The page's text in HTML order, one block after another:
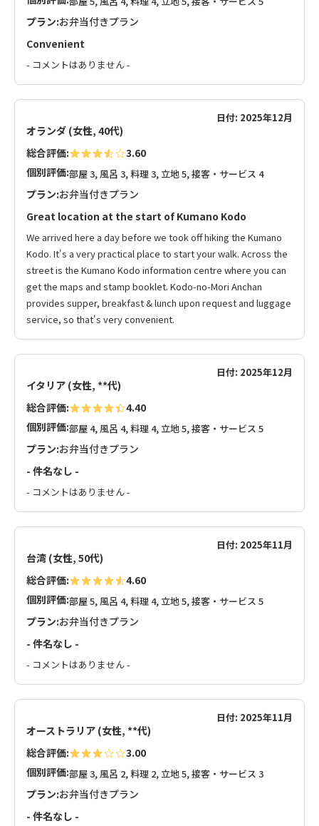
プラン:お弁当付きプラン
Convenient
- コメントはありません -
日付: 2025年12月
オランダ (女性, 40代)
総合評価:
3.60
個別評価:部屋 3, 風呂 3, 料理 3, 立地 5, 接客・サービス 4
プラン:お弁当付きプラン
Great location at the start of Kumano Kodo
We arrived here a day before we took off hiking the Kumano
Kodo. It's a very practical place to start your walk. Across the
street is the Kumano Kodo information centre where you can
get the maps and stamp booklet. Kodo-no-Mori Anchan
provides supper, breakfast & lunch upon request and luggage
service, so that's very convenient.
日付: 2025年12月
イタリア (女性, **代)
総合評価:
4.40
個別評価:部屋 4, 風呂 4, 料理 4, 立地 5, 接客・サービス 5
プラン:お弁当付きプラン
- 件名なし -
- コメントはありません -
日付: 2025年11月
台湾 (女性, 50代)
総合評価:
4.60
個別評価:部屋 5, 風呂 4, 料理 4, 立地 5, 接客・サービス 5
プラン:お弁当付きプラン
- 件名なし -
- コメントはありません -
日付: 2025年11月
オーストラリア (女性, **代)
総合評価:
3.00
個別評価:部屋 3, 風呂 2, 料理 2, 立地 5, 接客・サービス 3
プラン:お弁当付きプラン
- 件名なし -